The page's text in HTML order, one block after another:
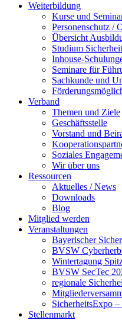
Weiterbildung
Kurse und
Personenschutz /
Übersicht
Studium
Inhouse-
Seminare für
Sachkunde und
Verband
Themen und Ziele
Geschäftsstelle
Vorstand und
Soziales
Wir über uns
Ressourcen
Aktuelles / News
Downloads
Blog
Mitglied werden
Veranstaltungen
Bayerischer
BVSW
Wintertagung
BVSW SecTec
regionale
SicherheitsExpo –
Stellenmarkt